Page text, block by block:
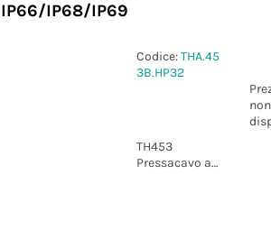
IP66/IP68/IP69
Codice:THA.45
3B.HP32
non
TH453
Pressacavo ad